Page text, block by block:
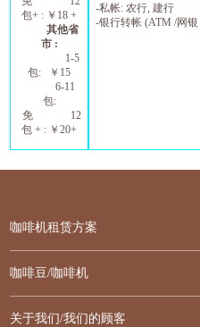
包+ : ￥ 18 +
其他省
市:
1-5
包: ￥ 15
6-11
包:
免
12
包 + : ￥20+
-私帐:农行,建行
-银行转帐 (ATM /网银
咖啡机租赁方案
咖啡豆/咖啡机
关于我们/我们的顾客